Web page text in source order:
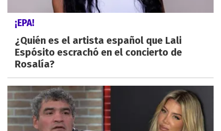
¡EPA!
¿Quién es el artista español que Lali
Espósito escrachó en el concierto de
Rosalía?